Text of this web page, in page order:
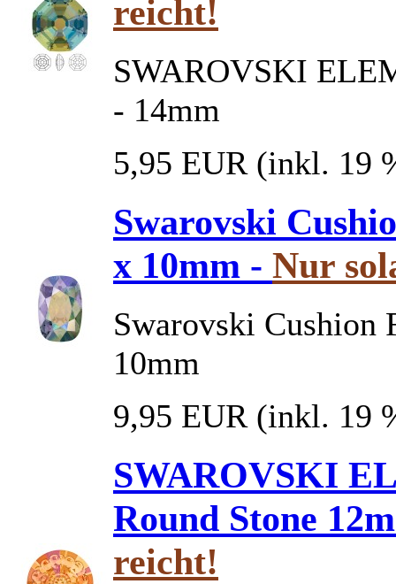
reicht!
SWAROVSKI
- 14mm
5,95 EUR (inkl. 19
Swarovski
x 10mm - Nur
Swarovski Cushion
10mm
9,95 EUR (inkl. 19
SWAROVSKI
Round Stone
reicht!